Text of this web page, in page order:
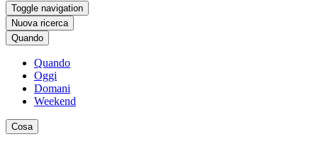
Toggle navigation
Nuova ricerca
Quando
Quando
Oggi
Domani
Weekend
Cosa